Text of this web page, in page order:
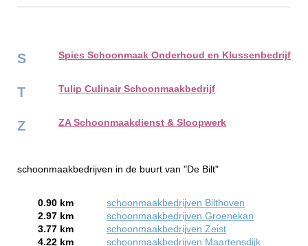
S Spies Schoonmaak Onderhoud en Klussenbedrijf
T Tulip Culinair Schoonmaakbedrijf
Z ZA Schoonmaakdienst & Sloopwerk
schoonmaakbedrijven in de buurt van "De Bilt"
0.90 km
schoonmaakbedrijven Bilthoven
2.97 km
schoonmaakbedrijven Groenekan
3.77 km
schoonmaakbedrijven Zeist
4.22 km
schoonmaakbedrijven Maartensdijk